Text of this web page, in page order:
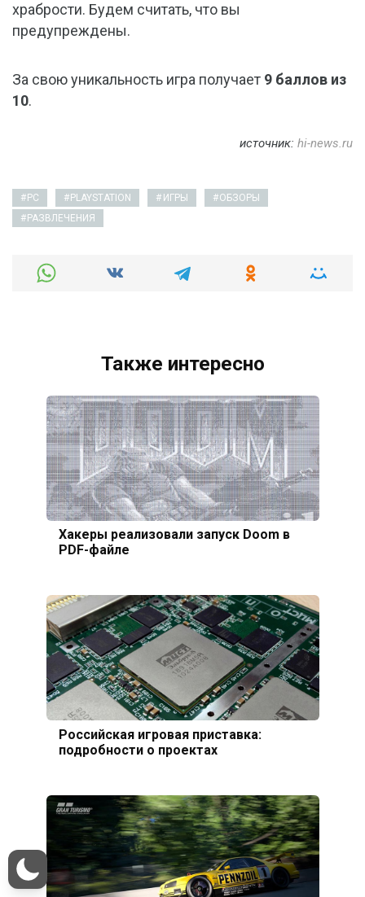
храбрости. Будем считать, что вы
предупреждены.
За свою уникальность игра получает 9 баллов из
10.
источник: hi-news.ru
PC PLAYSTATION ИГРЫ
ОБЗОРЫ
РАЗВЛЕЧЕНИЯ
Также интересно
Хакеры реализовали запуск Doom в
PDF-файле
Российская игровая приставка:
подробности о проектах